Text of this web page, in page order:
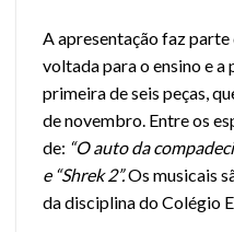
A apresentação faz
voltada para o ensino e
primeira de seis peças,
de novembro. Entre os
de: “O auto da
e “Shrek 2”.Os musicais
da disciplina do Colégio